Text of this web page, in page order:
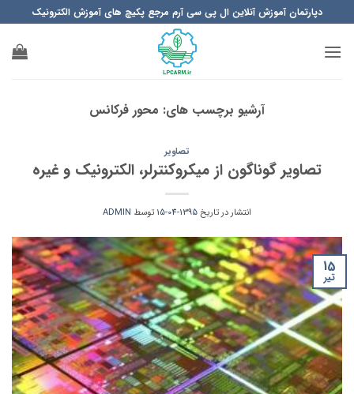
to
content
دپارتمان آموزش آنلاین ال پی سی آرم مرجع پکیچ های آموزش الکترونیک
آرشیو برچسب های: محور فرکانس
تصاویر
تصاویر گوناگون از میکروکنترلر، الکترونیک و غیره
انتشار در تاریخ1395-04-15 توسط ADMIN
15
تیر